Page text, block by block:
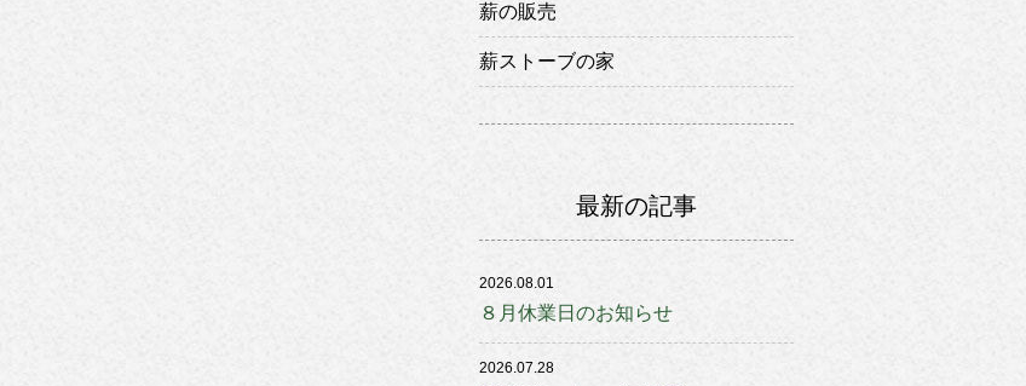
薪の販売
薪ストーブの家
最新の記事
2026.08.01
８月休業日のお知らせ
2026.07.28